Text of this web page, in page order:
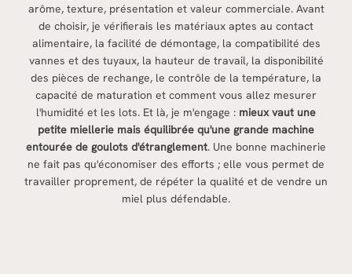
arôme, texture, présentation et valeur commerciale. Avant
de choisir, je vérifierais les matériaux aptes au contact
alimentaire, la facilité de démontage, la compatibilité des
vannes et des tuyaux, la hauteur de travail, la disponibilité
des pièces de rechange, le contrôle de la température, la
capacité de maturation et comment vous allez mesurer
l'humidité et les lots. Et là, je m'engage : mieux vaut une
petite miellerie mais équilibrée qu'une grande machine
entourée de goulots d'étranglement. Une bonne machinerie
ne fait pas qu'économiser des efforts ; elle vous permet de
travailler proprement, de répéter la qualité et de vendre un
miel plus défendable.